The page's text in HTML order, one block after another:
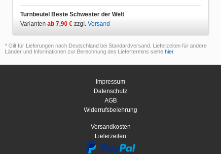
Turnbeutel Beste Schwester der Welt
Varianten ab 7,90 € zzgl. Versand
* Gilt für Lieferungen nach Deutschland bei Standardversand. Lieferzeiten für andere
Länder und Informationen zur Berechnung des Liefertermins siehe hier.
Impressum
Datenschutz
AGB
Widerrufsbelehrung
Versandkosten
Lieferzeiten